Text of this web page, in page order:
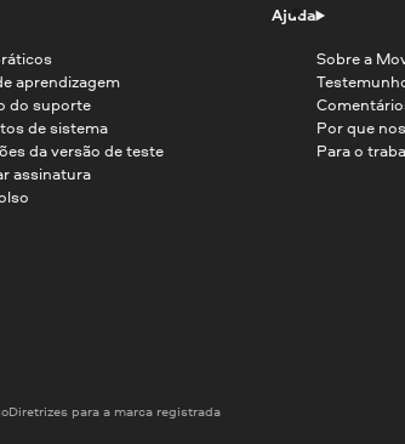
Ajuda
aprendizagem
do suporte
de sistema
da versão de teste
assinatura
Sobre a
Por que
Para o
Diretrizes para a marca registrada